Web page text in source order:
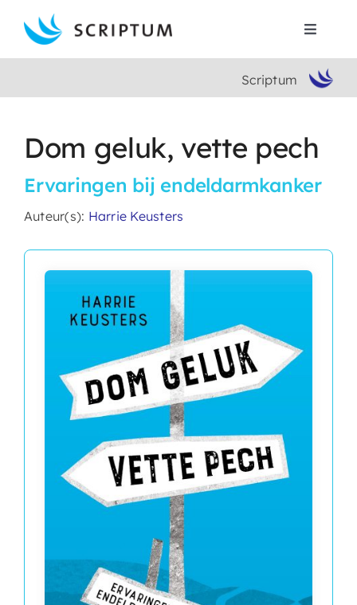
content
Toggle
Boeken
Auteurs
Scriptum
Dom geluk, vette pech
Ervaringen bij endeldarmkanker
Auteur(s): Harrie Keusters